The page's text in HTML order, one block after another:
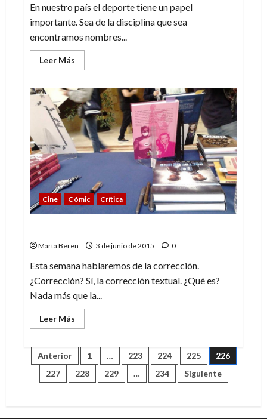
En nuestro país el deporte tiene un papel
importante. Sea de la disciplina que sea
encontramos nombres...
Leer Más
más
¿Respeto
de
o
hacia
el
deporte?
Cine Cómic Crítica
Marta Beren 3 de junio de 2015 0
Esta semana hablaremos de la corrección.
¿Corrección? Sí, la corrección textual. ¿Qué es?
Nada más que la...
Leer Más
más
Entre
catas
y
correcciones
Paginación
de
Anterior 1 … 223 224 225
226
227
228 229 … 234 Siguiente